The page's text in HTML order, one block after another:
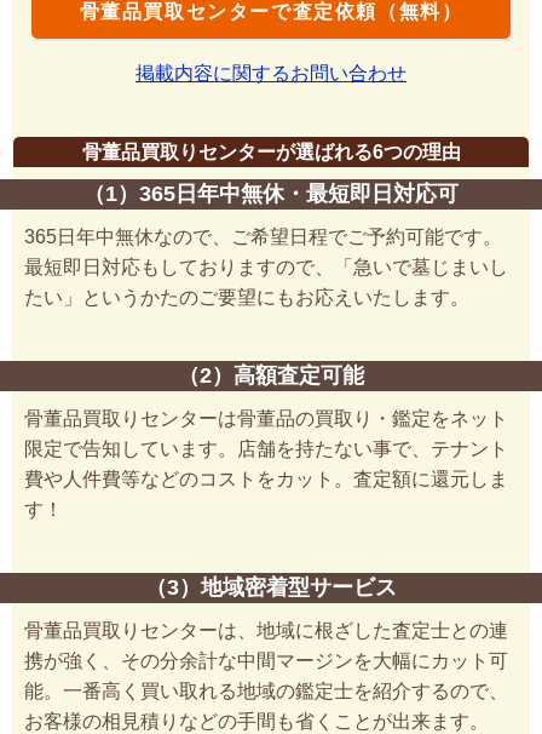
骨董品買取センターで査定依頼（無料）
掲載内容に関するお問い合わせ
骨董品買取りセンターが選ばれる6つの理由
（1）365日年中無休・最短即日対応可
365日年中無休なので、ご希望日程でご予約可能です。
最短即日対応もしておりますので、「急いで墓じまいし
たい」というかたのご要望にもお応えいたします。
（2）高額査定可能
骨董品買取りセンターは骨董品の買取り・鑑定をネット
限定で告知しています。店舗を持たない事で、テナント
費や人件費等などのコストをカット。査定額に還元しま
す！
（3）地域密着型サービス
骨董品買取りセンターは、地域に根ざした査定士との連
携が強く、その分余計な中間マージンを大幅にカット可
能。一番高く買い取れる地域の鑑定士を紹介するので、
お客様の相見積りなどの手間も省くことが出来ます。